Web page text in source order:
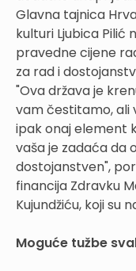
Glavna tajnica
kulturi Ljubica Pilić
pravedne cijene
za rad i
"Ova država je
vam čestitamo, ali
ipak onaj element
vaša je zadaća da
dostojanstven",
financija Zdravku
Kujundžiću, koji su
Moguće tužbe